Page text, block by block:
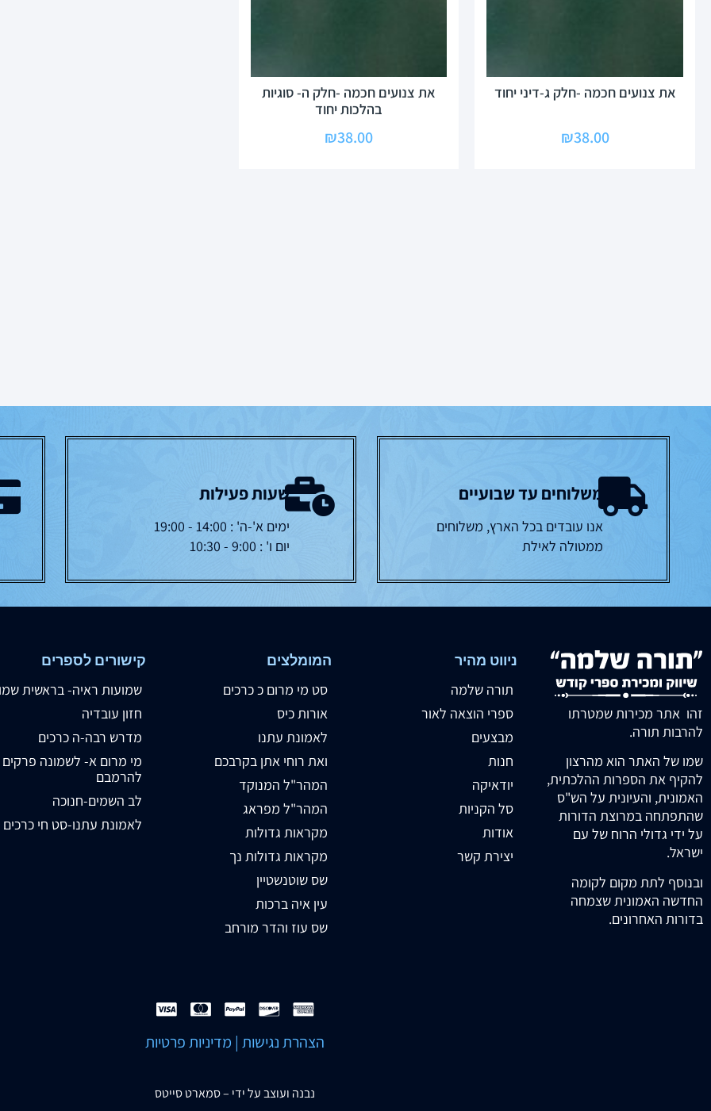
את צנועים חכמה -חלק ג-דיני יחוד
₪38.00
את צנועים חכמה -חלק ה- סוגיות
בהלכות יחוד
₪38.00
משלוחים עד שבועיים
אנו עובדים בכל הארץ, משלוחים
ממטולה לאילת
שעות פעילות
ימים א'-ה' : 14:00 - 19:00
יום ו' : 9:00 - 10:30
זהו אתר מכירות שמטרתו
להרבות תורה.
שמו של האתר הוא מהרצון
להקיף את הספרות ההלכתית,
האמונית, והעיונית על הש"ס
שהתפתחה במרוצת הדורות
על ידי גדולי הרוח של עם
ישראל.
ובנוסף לתת מקום לקומה
החדשה האמונית שצמחה
בדורות האחרונים.
ניווט מהיר
תורה שלמה
ספרי הוצאה לאור
מבצעים
חנות
יודאיקה
סל הקניות
אודות
יצירת קשר
המומלצים
סט מי מרום כ כרכים
אורות כיס
לאמונת עתנו
ואת רוחי אתן בקרבכם
המהר"ל המנוקד
המהר"ל מפראג
מקראות גדולות
מקראות גדולות נך
שס שוטנשטיין
עין איה ברכות
שס עוז והדר מורחב
קישורים לספרים
שמועות ראיה- בראשית
חזון עובדיה
מדרש רבה-ה כרכים
מי מרום א- לשמונה פרקים
להרמבם
לב השמים-חנוכה
לאמונת עתנו-סט חי כרכים
הצהרת נגישות | מדיניות פרטיות
נבנה ועוצב על ידי –סמארט סייטס